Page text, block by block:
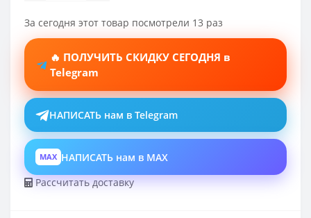
За сегодня этот товар посмотрели 13 раз
🔥 ПОЛУЧИТЬ СКИДКУ СЕГОДНЯ в
Telegram
НАПИСАТЬ нам в Telegram
MAX НАПИСАТЬ нам в MAX
Рассчитать доставку